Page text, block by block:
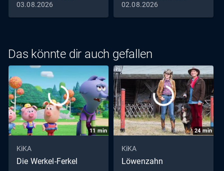
03.08.2026
gemacht?
02.08.2026
Das könnte dir auch gefallen
11 min
KiKA
Die Werkel-Ferkel
24 min
KiKA
Löwenzahn